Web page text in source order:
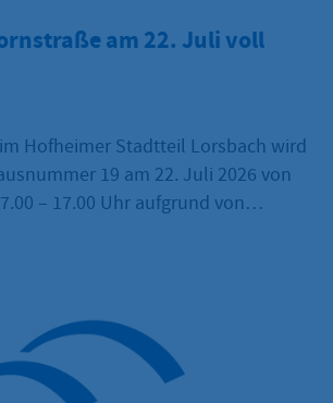
am 22. Juli voll
Hofheimer Stadtteil Lorsbach wird
19 am 22. Juli 2026 von
– 17.00 Uhr aufgrund von